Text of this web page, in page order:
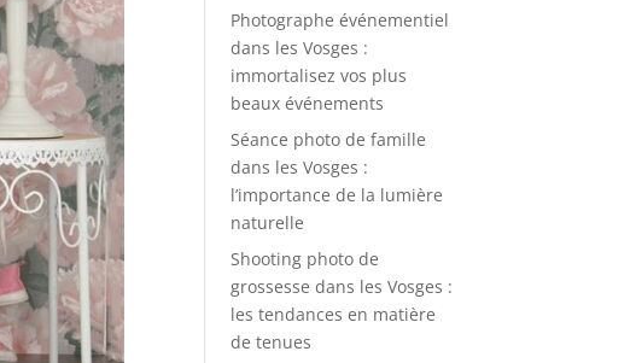
Photographe événementiel
dans les Vosges :
immortalisez vos plus
beaux événements
Séance photo de famille
dans les Vosges :
l’importance de la lumière
naturelle
Shooting photo de
grossesse dans les Vosges :
les tendances en matière
de tenues